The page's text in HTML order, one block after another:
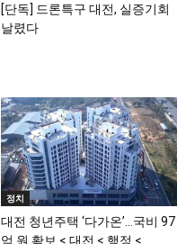
[단독] 드론특구 대전, 실증기회
날렸다
정치
대전 청년주택 ‘다가온’…국비 97
억 원 확보 < 대전 < 행정 <...